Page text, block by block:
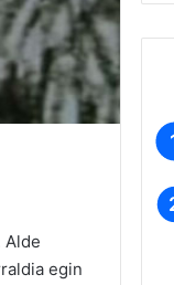
Alde
egin